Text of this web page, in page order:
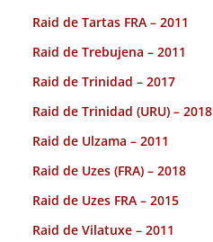
Raid de Tartas FRA – 2011
Raid de Trebujena – 2011
Raid de Trinidad – 2017
Raid de Trinidad (URU) – 2018
Raid de Ulzama – 2011
Raid de Uzes (FRA) – 2018
Raid de Uzes FRA – 2015
Raid de Vilatuxe – 2011